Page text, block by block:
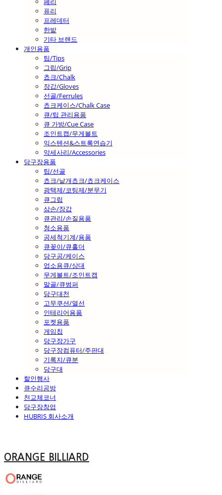
퓨리
프레데터
한밭
기타 브랜드
개인용품
팁/Tips
그립/Grip
쵸크/Chalk
장갑/Gloves
선골/Ferrules
쵸크케이스/Chalk Case
큐/팁 관리용품
큐 가방/Cue Case
조인트캡/무게볼트
익스텐션&스트록연습기
악세사리/Accessories
당구장용품
팁/선골
쵸크/낱개쵸크/쵸크케이스
광택제/코팅제/분무기
큐그립
삼손/장갑
큐관리/손질용품
청소용품
공세척기계/용품
큐꽂이/큐홀더
당구공/케이스
업소용큐/상대
무게볼트/조인트캡
말골/큐범퍼
당구대천
고무쿠션/열선
인테리어용품
포켓용품
게임칩
당구장가구
당구장컴퓨터/주판대
기록지/큐분
당구대
할인행사
큐수리공방
천교체코너
당구장창업
HUBRIS 회사소개
ORANGE BILLIARD